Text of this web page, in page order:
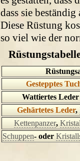
dass sie
Diese Rüstung
so viel wie der
Gestepptes
Wattiertes
Gehärtetes Leder,
Kettenpanzer,
Schuppen- oder